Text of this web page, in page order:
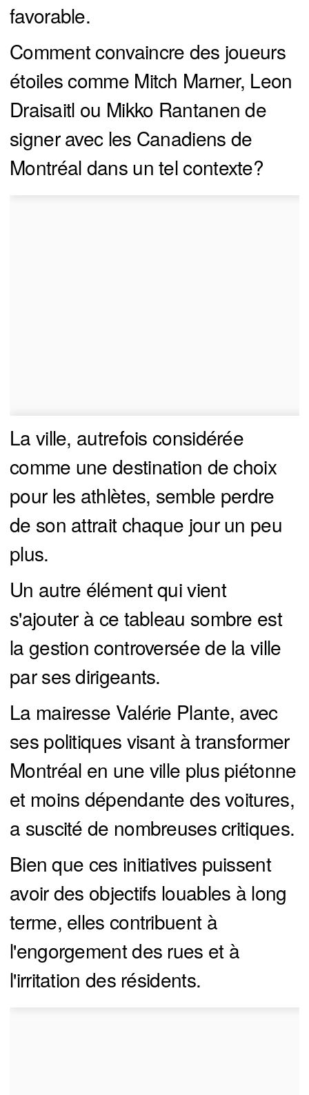
favorable.
Comment convaincre des joueurs
étoiles comme Mitch Marner, Leon
Draisaitl ou Mikko Rantanen de
signer avec les Canadiens de
Montréal dans un tel contexte?
La ville, autrefois considérée
comme une destination de choix
pour les athlètes, semble perdre
de son attrait chaque jour un peu
plus.
Un autre élément qui vient
s'ajouter à ce tableau sombre est
la gestion controversée de la ville
par ses dirigeants.
La mairesse Valérie Plante, avec
ses politiques visant à transformer
Montréal en une ville plus piétonne
et moins dépendante des voitures,
a suscité de nombreuses critiques.
Bien que ces initiatives puissent
avoir des objectifs louables à long
terme, elles contribuent à
l'engorgement des rues et à
l'irritation des résidents.